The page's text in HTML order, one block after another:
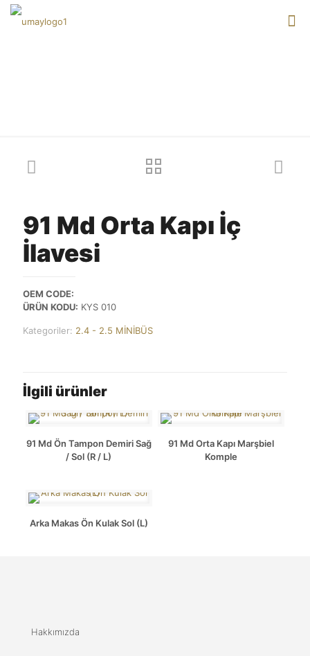
91 Md Orta Kapı İç
İlavesi
OEM CODE:
ÜRÜN KODU: KYS 010
Kategoriler: 2.4 - 2.5 MİNİBÜS
İlgili ürünler
91 Md Ön Tampon Demiri Sağ
/ Sol (R / L)
91 Md Orta Kapı Marşbiel
Komple
Arka Makas Ön Kulak Sol (L)
Hakkımızda